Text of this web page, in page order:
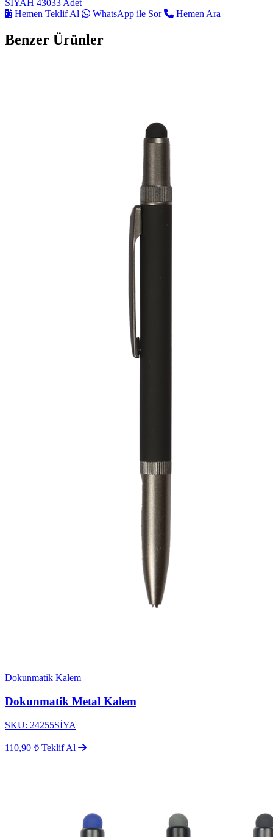
SİYAH 43033 Adet
Hemen Teklif Al
WhatsApp ile Sor Hemen Ara
Benzer Ürünler
Dokunmatik Kalem
Dokunmatik Metal Kalem
SKU: 24255SİYA
110,90 ₺ Teklif Al